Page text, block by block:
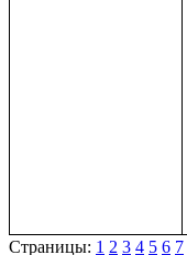
Страницы: 1 2 3 4 5 6 7